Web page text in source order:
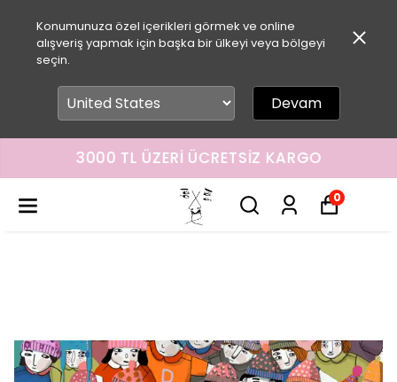
Konumunuza özel içerikleri görmek ve online
alışveriş yapmak için başka bir ülkeyi veya bölgeyi
seçin.
Devam
3000 TL ÜZERI ÜCRETSIZ KARGO
0